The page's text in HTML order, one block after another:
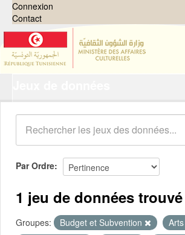
Connexion
Contact
Organisations
Groupes
Demandes 0
À propos
Par Ordre
1 jeu de données trouvé
Groupes: Budget et Subvention